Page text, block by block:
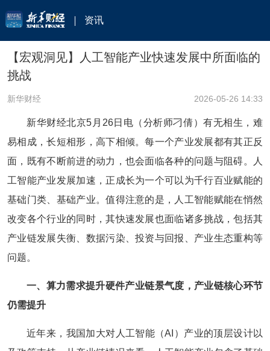
资讯
【宏观洞见】人工智能产业快速发展中所面临的
挑战
新华财经 2026-05-26 14:33
新华财经北京5月26日电（分析师刁倩）有无相生，难
易相成，长短相形，高下相倾。每一个产业发展都有其正反
面，既有不断前进的动力，也会面临各种的问题与阻碍。人
工智能产业发展加速，正成长为一个可以为千行百业赋能的
基础门类、基础产业。值得注意的是，人工智能赋能在悄然
改变各个行业的同时，其快速发展也面临诸多挑战，包括其
产业链发展失衡、数据污染、投资与回报、产业生态重构等
问题。
一、算力需求提升硬件产业链景气度，产业链核心环节
仍需提升
近年来，我国加大对人工智能（AI）产业的顶层设计以